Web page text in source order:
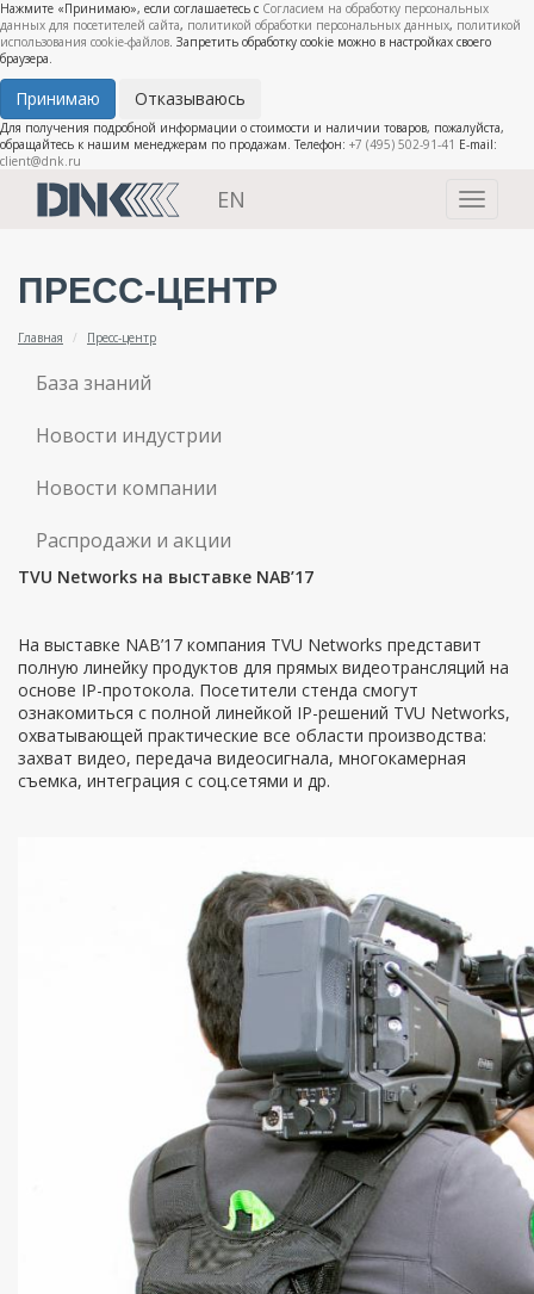
Нажмите «Принимаю», если соглашаетесь с Согласием на обработку персональных
данных для посетителей сайта, политикой обработки персональных данных, политикой
использования cookie-файлов. Запретить обработку cookie можно в настройках своего
браузера.
Принимаю Отказываюсь
Для получения подробной информации о стоимости и наличии товаров, пожалуйста,
обращайтесь к нашим менеджерам по продажам. Телефон: +7 (495) 502-91-41 E-mail:
client@dnk.ru
Toggle
EN
ПРЕСС-ЦЕНТР
Главная Пресс-центр
База знаний
Новости индустрии
Новости компании
Распродажи и акции
TVU Networks на выставке NAB’17
На выставке NAB’17 компания TVU Networks представит
полную линейку продуктов для прямых видеотрансляций на
основе IP-протокола. Посетители стенда смогут
ознакомиться с полной линейкой IP-решений TVU Networks,
охватывающей практические все области производства:
захват видео, передача видеосигнала, многокамерная
съемка, интеграция с соц.сетями и др.